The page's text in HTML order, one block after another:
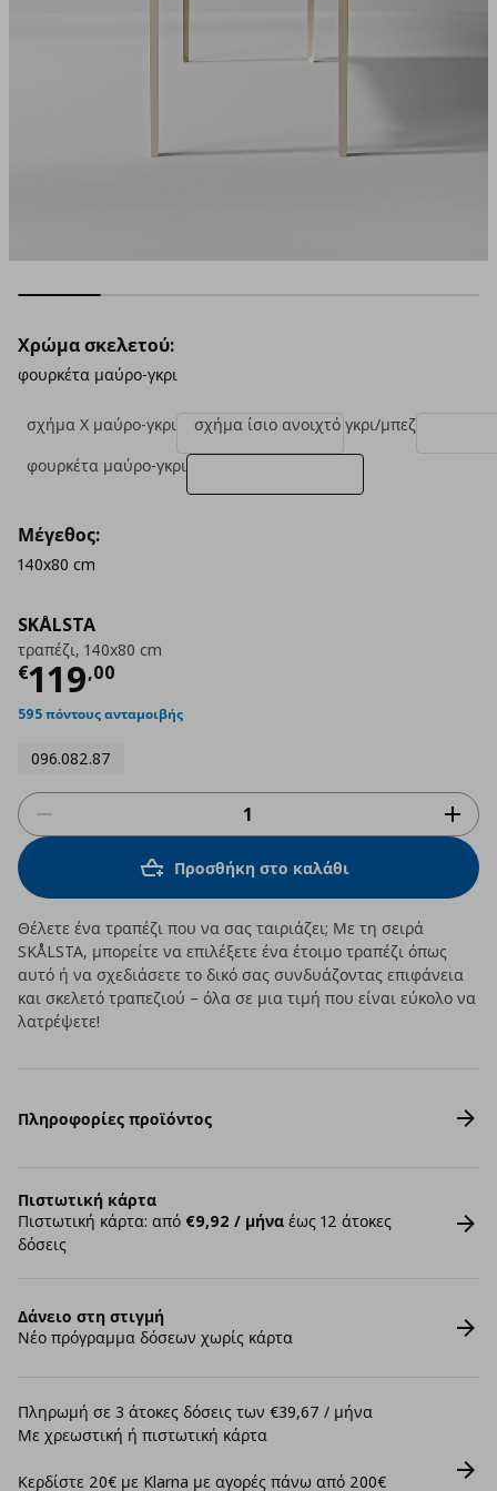
SKÅLSTA
τραπέζι, 140x80 cm
€119,00
Τρέχουσα τιμή
595 πόντους ανταμοιβής
096.082.87
Χρώμα σκελετού:
φουρκέτα μαύρο-γκρι
σχήμα Χ μαύρο-γκρι
σχήμα ίσιο ανοιχτό γκρι/μπεζ
φουρκέτα μαύρο-γκρι
Μέγεθος:
140x80 cm
Προσθήκη στο καλάθι
Θέλετε ένα τραπέζι που να σας ταιριάζει; Με τη σειρά
SKÅLSTA, μπορείτε να επιλέξετε ένα έτοιμο τραπέζι όπως
αυτό ή να σχεδιάσετε το δικό σας συνδυάζοντας επιφάνεια
και σκελετό τραπεζιού – όλα σε μια τιμή που είναι εύκολο να
λατρέψετε!
Πληροφορίες προϊόντος
Πιστωτική κάρτα
Πιστωτική κάρτα: από €9,92 / μήνα έως 12 άτοκες
δόσεις
Δάνειο στη στιγμή
Νέο πρόγραμμα δόσεων χωρίς κάρτα
Πληρωμή σε 3 άτοκες δόσεις των €39,67 / μήνα
Με χρεωστική ή πιστωτική κάρτα
Κερδίστε 20€ με Klarna με αγορές πάνω από 200€